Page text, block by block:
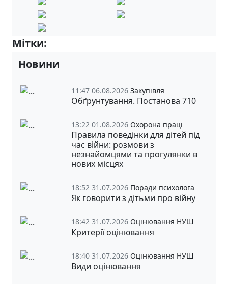
Мітки:
Новини
11:47 06.08.2026 Закупівля
Обґрунтування. Постанова 710
13:22 01.08.2026 Охорона праці
Правила поведінки для дітей під
час війни: розмови з
незнайомцями та прогулянки в
нових місцях
18:52 31.07.2026 Поради психолога
Як говорити з дітьми про війну
18:42 31.07.2026 Оцінювання НУШ
Критерії оцінювання
18:40 31.07.2026 Оцінювання НУШ
Види оцінювання